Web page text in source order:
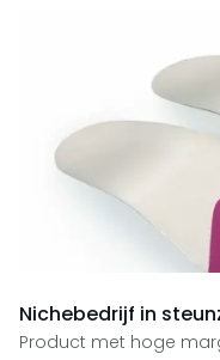
Nichebedrijf in
Product met hoge